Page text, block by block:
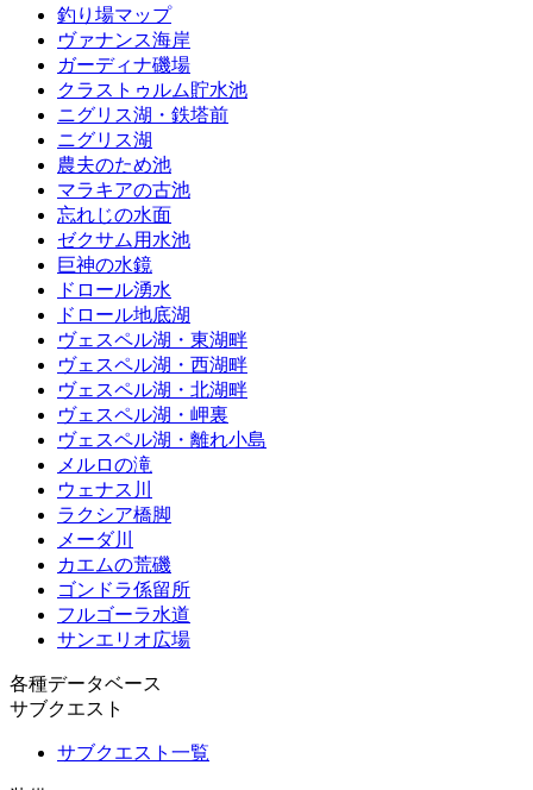
釣り場マップ
ヴァナンス海岸
ガーディナ磯場
クラストゥルム貯水池
ニグリス湖・鉄塔前
ニグリス湖
農夫のため池
マラキアの古池
忘れじの水面
ゼクサム用水池
巨神の水鏡
ドロール湧水
ドロール地底湖
ヴェスペル湖・東湖畔
ヴェスペル湖・西湖畔
ヴェスペル湖・北湖畔
ヴェスペル湖・岬裏
ヴェスペル湖・離れ小島
メルロの滝
ウェナス川
ラクシア橋脚
メーダ川
カエムの荒磯
ゴンドラ係留所
フルゴーラ水道
サンエリオ広場
各種データベース
サブクエスト
サブクエスト一覧